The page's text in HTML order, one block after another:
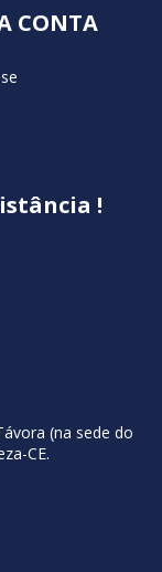
CONTA
!
(na sede do
CE.